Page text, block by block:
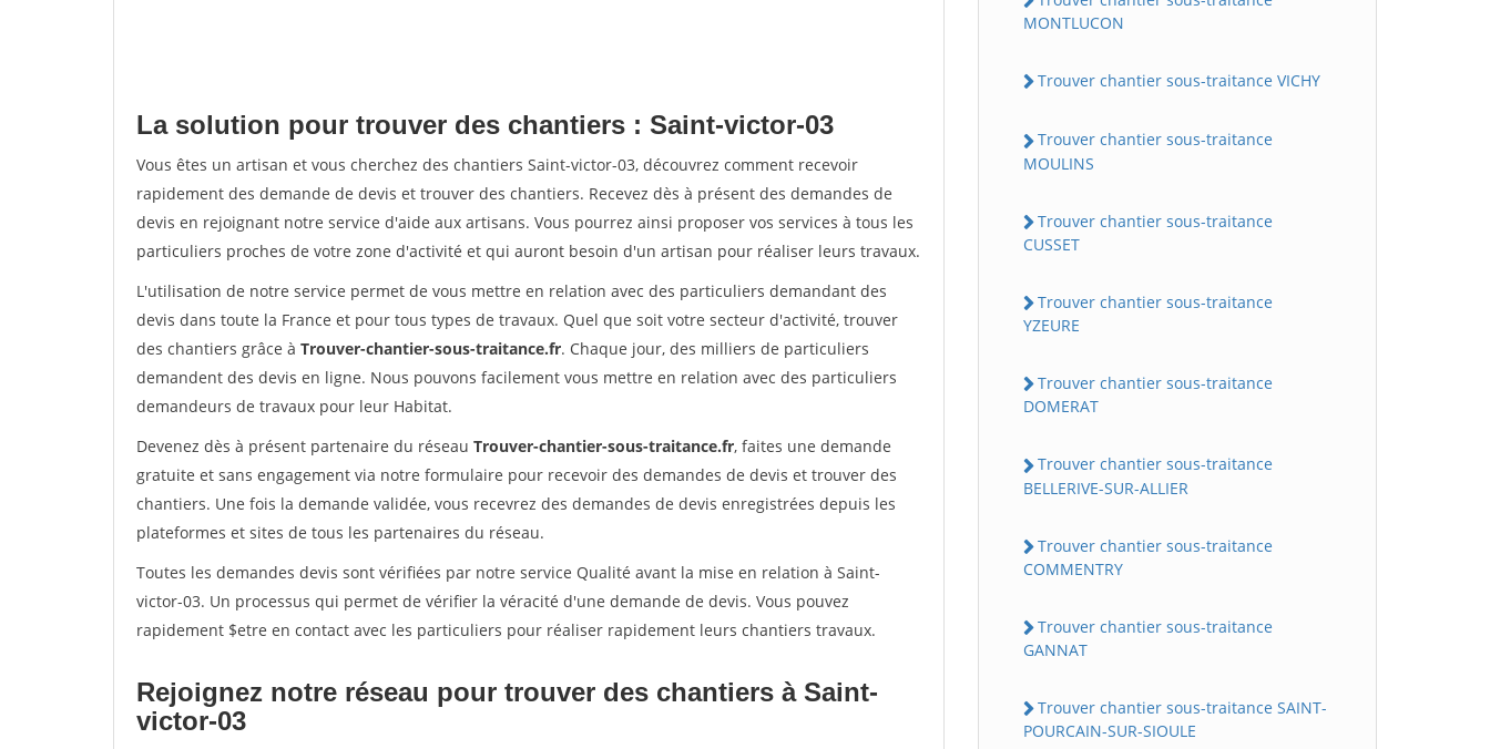
La solution pour trouver des chantiers : Saint-victor-03
Vous êtes un artisan et vous cherchez des chantiers Saint-victor-03, découvrez comment recevoir
rapidement des demande de devis et trouver des chantiers. Recevez dès à présent des demandes de
devis en rejoignant notre service d'aide aux artisans. Vous pourrez ainsi proposer vos services à tous les
particuliers proches de votre zone d'activité et qui auront besoin d'un artisan pour réaliser leurs travaux.
L'utilisation de notre service permet de vous mettre en relation avec des particuliers demandant des
devis dans toute la France et pour tous types de travaux. Quel que soit votre secteur d'activité, trouver
des chantiers grâce à Trouver-chantier-sous-traitance.fr. Chaque jour, des milliers de particuliers
demandent des devis en ligne. Nous pouvons facilement vous mettre en relation avec des particuliers
demandeurs de travaux pour leur Habitat.
Devenez dès à présent partenaire du réseau Trouver-chantier-sous-traitance.fr, faites une demande
gratuite et sans engagement via notre formulaire pour recevoir des demandes de devis et trouver des
chantiers. Une fois la demande validée, vous recevrez des demandes de devis enregistrées depuis les
plateformes et sites de tous les partenaires du réseau.
Toutes les demandes devis sont vérifiées par notre service Qualité avant la mise en relation à Saint-
victor-03. Un processus qui permet de vérifier la véracité d'une demande de devis. Vous pouvez
rapidement $etre en contact avec les particuliers pour réaliser rapidement leurs chantiers travaux.
Rejoignez notre réseau pour trouver des chantiers à Saint-
victor-03
MONTLUCON
Trouver chantier sous-traitance VICHY
Trouver chantier sous-traitance
MOULINS
Trouver chantier sous-traitance
CUSSET
Trouver chantier sous-traitance
YZEURE
Trouver chantier sous-traitance
DOMERAT
Trouver chantier sous-traitance
BELLERIVE-SUR-ALLIER
Trouver chantier sous-traitance
COMMENTRY
Trouver chantier sous-traitance
GANNAT
Trouver chantier sous-traitance SAINT-
POURCAIN-SUR-SIOULE